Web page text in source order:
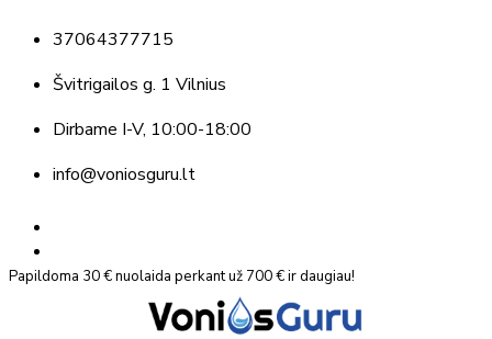
37064377715
Švitrigailos g. 1 Vilnius
Dirbame I-V, 10:00-18:00
info@voniosguru.lt
Papildoma 30 € nuolaida perkant už 700 € ir daugiau!